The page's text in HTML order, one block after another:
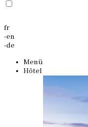
fr
-en
-de
Menü
Hôtel